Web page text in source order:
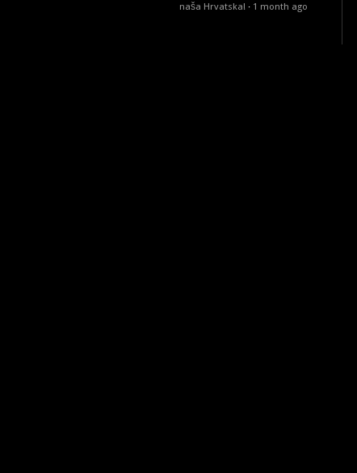
naša Hrvatska! · 1 month ago